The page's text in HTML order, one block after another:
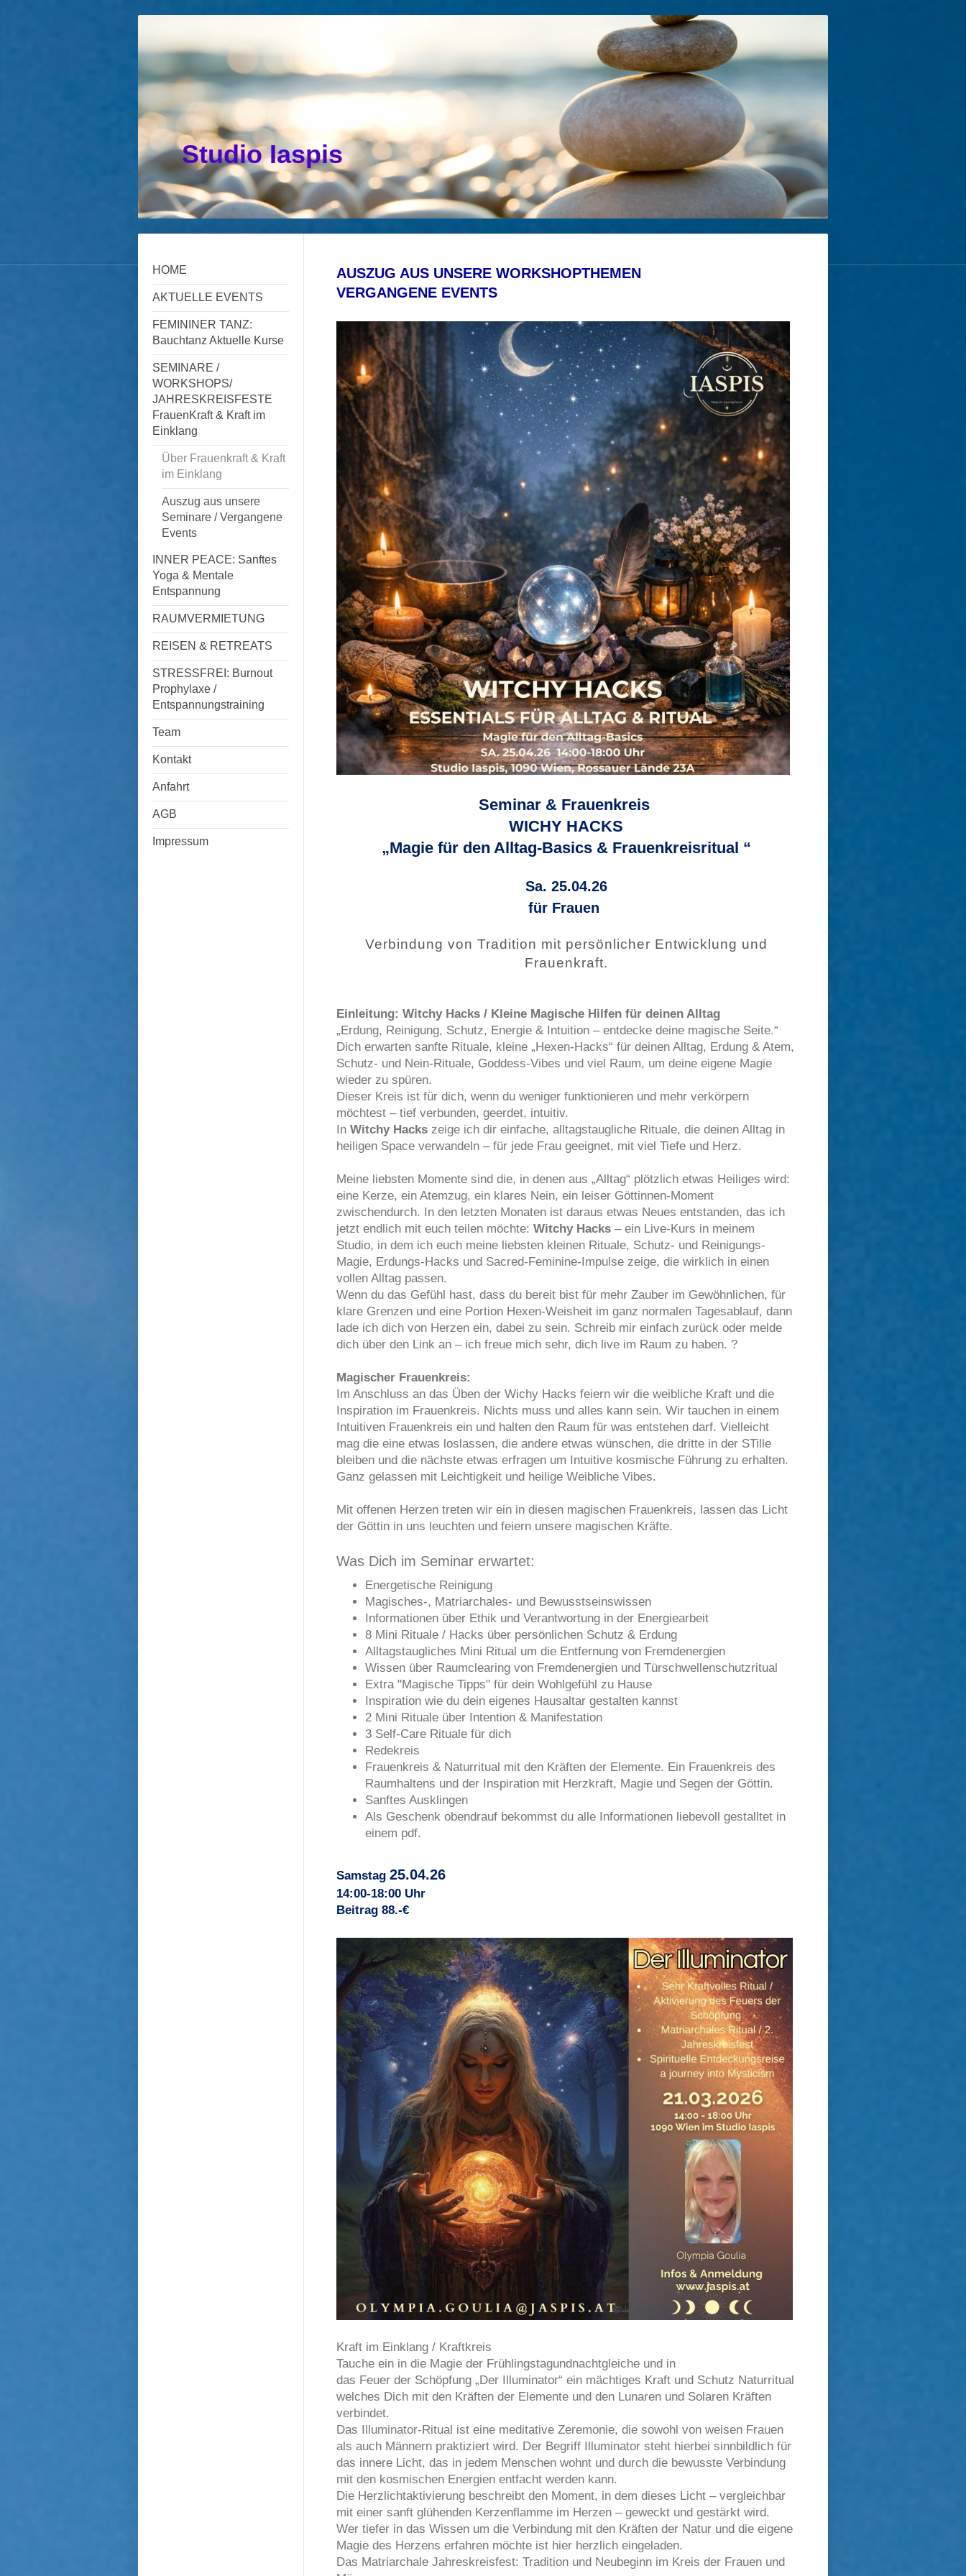
Studio Iaspis
HOME
AKTUELLE EVENTS
FEMININER TANZ:
Bauchtanz Aktuelle Kurse
SEMINARE /
WORKSHOPS/
JAHRESKREISFESTE
FrauenKraft & Kraft im
Einklang
Über Frauenkraft & Kraft
im Einklang
Auszug aus unsere
Seminare / Vergangene
Events
INNER PEACE: Sanftes
Yoga & Mentale
Entspannung
RAUMVERMIETUNG
REISEN & RETREATS
STRESSFREI: Burnout
Prophylaxe /
Entspannungstraining
Team
Kontakt
Anfahrt
AGB
Impressum
AUSZUG AUS UNSERE WORKSHOPTHEMEN
VERGANGENE EVENTS
Seminar & Frauenkreis
WICHY HACKS
„Magie für den Alltag-Basics & Frauenkreisritual “
Sa. 25.04.26
für Frauen
Verbindung von Tradition mit persönlicher Entwicklung und
Frauenkraft.
Einleitung: Witchy Hacks / Kleine Magische Hilfen für deinen Alltag
„Erdung, Reinigung, Schutz, Energie & Intuition – entdecke deine magische Seite.“
Dich erwarten sanfte Rituale, kleine „Hexen‑Hacks“ für deinen Alltag, Erdung & Atem,
Schutz‑ und Nein‑Rituale, Goddess‑Vibes und viel Raum, um deine eigene Magie
wieder zu spüren.
Dieser Kreis ist für dich, wenn du weniger funktionieren und mehr verkörpern
möchtest – tief verbunden, geerdet, intuitiv.
InWitchy Hacks zeige ich dir einfache, alltagstaugliche Rituale, die deinen Alltag in
heiligen Space verwandeln – für jede Frau geeignet, mit viel Tiefe und Herz.
Meine liebsten Momente sind die, in denen aus „Alltag“ plötzlich etwas Heiliges wird:
eine Kerze, ein Atemzug, ein klares Nein, ein leiser Göttinnen‑Moment
zwischendurch. In den letzten Monaten ist daraus etwas Neues entstanden, das ich
jetzt endlich mit euch teilen möchte:Witchy Hacks – ein Live‑Kurs in meinem
Studio, in dem ich euch meine liebsten kleinen Rituale, Schutz‑ und Reinigungs-
Magie, Erdungs‑Hacks und Sacred‑Feminine‑Impulse zeige, die wirklich in einen
vollen Alltag passen.
Wenn du das Gefühl hast, dass du bereit bist für mehr Zauber im Gewöhnlichen, für
klare Grenzen und eine Portion Hexen‑Weisheit im ganz normalen Tagesablauf, dann
lade ich dich von Herzen ein, dabei zu sein. Schreib mir einfach zurück oder melde
dich über den Link an – ich freue mich sehr, dich live im Raum zu haben. ?
Magischer Frauenkreis:
Im Anschluss an das Üben der Wichy Hacks feiern wir die weibliche Kraft und die
Inspiration im Frauenkreis. Nichts muss und alles kann sein. Wir tauchen in einem
Intuitiven Frauenkreis ein und halten den Raum für was entstehen darf. Vielleicht
mag die eine etwas loslassen, die andere etwas wünschen, die dritte in der STille
bleiben und die nächste etwas erfragen um Intuitive kosmische Führung zu erhalten.
Ganz gelassen mit Leichtigkeit und heilige Weibliche Vibes.
Mit offenen Herzen treten wir ein in diesen magischen Frauenkreis, lassen das Licht
der Göttin in uns leuchten und feiern unsere magischen Kräfte.
Was Dich im Seminar erwartet:
Energetische Reinigung
Magisches-, Matriarchales- und Bewusstseinswissen
Informationen über Ethik und Verantwortung in der Energiearbeit
8 Mini Rituale / Hacks über persönlichen Schutz & Erdung
Alltagstaugliches Mini Ritual um die Entfernung von Fremdenergien
Wissen über Raumclearing von Fremdenergien und Türschwellenschutzritual
Extra "Magische Tipps" für dein Wohlgefühl zu Hause
Inspiration wie du dein eigenes Hausaltar gestalten kannst
2 Mini Rituale über Intention & Manifestation
3 Self-Care Rituale für dich
Redekreis
Frauenkreis & Naturritual mit den Kräften der Elemente. Ein Frauenkreis des
Raumhaltens und der Inspiration mit Herzkraft, Magie und Segen der Göttin.
Sanftes Ausklingen
Als Geschenk obendrauf bekommst du alle Informationen liebevoll gestalltet in
einem pdf.
Samstag 25.04.26
14:00-18:00 Uhr
Beitrag 88.-€
Kraft im Einklang / Kraftkreis
Tauche ein in die Magie der Frühlingstagundnachtgleiche und in
das Feuer der Schöpfung „Der Illuminator“ ein mächtiges Kraft und Schutz Naturritual
welches Dich mit den Kräften der Elemente und den Lunaren und Solaren Kräften
verbindet.
Das Illuminator-Ritual ist eine meditative Zeremonie, die sowohl von weisen Frauen
als auch Männern praktiziert wird. Der Begriff Illuminator steht hierbei sinnbildlich für
das innere Licht, das in jedem Menschen wohnt und durch die bewusste Verbindung
mit den kosmischen Energien entfacht werden kann.
Die Herzlichtaktivierung beschreibt den Moment, in dem dieses Licht – vergleichbar
mit einer sanft glühenden Kerzenflamme im Herzen – geweckt und gestärkt wird.
Wer tiefer in das Wissen um die Verbindung mit den Kräften der Natur und die eigene
Magie des Herzens erfahren möchte ist hier herzlich eingeladen.
Das Matriarchale Jahreskreisfest: Tradition und Neubeginn im Kreis der Frauen und